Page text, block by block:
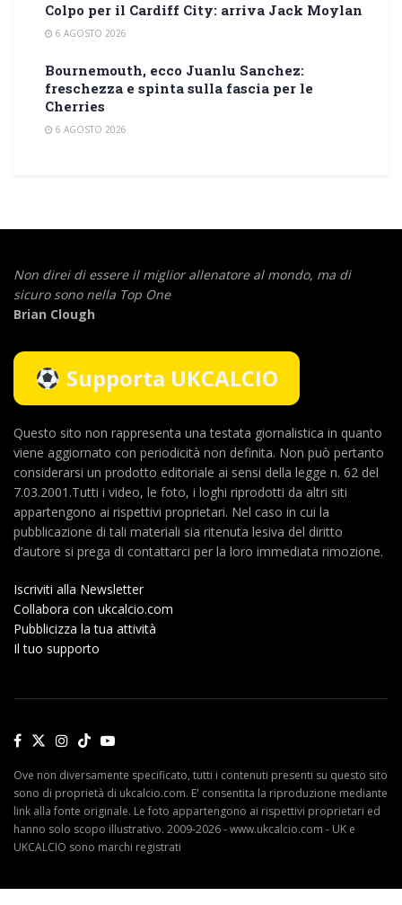
Colpo per il Cardiff City: arriva Jack Moylan
6 AGOSTO 2026
Bournemouth, ecco Juanlu Sanchez:
freschezza e spinta sulla fascia per le
Cherries
6 AGOSTO 2026
Non direi di essere il miglior allenatore al mondo, ma di
sicuro sono nella Top One
Brian Clough
Supporta UKCALCIO
Questo sito non rappresenta una testata giornalistica in quanto
viene aggiornato con periodicità non definita. Non può pertanto
considerarsi un prodotto editoriale ai sensi della legge n. 62 del
7.03.2001.Tutti i video, le foto, i loghi riprodotti da altri siti
appartengono ai rispettivi proprietari. Nel caso in cui la
pubblicazione di tali materiali sia ritenuta lesiva del diritto
d’autore si prega di contattarci per la loro immediata rimozione.
Iscriviti alla Newsletter
Collabora con ukcalcio.com
Pubblicizza la tua attività
Il tuo supporto
Ove non diversamente specificato, tutti i contenuti presenti su questo sito
sono di proprietà di ukcalcio.com. E' consentita la riproduzione mediante
link alla fonte originale. Le foto appartengono ai rispettivi proprietari ed
hanno solo scopo illustrativo. 2009-2026 - www.ukcalcio.com - UK e
UKCALCIO sono marchi registrati